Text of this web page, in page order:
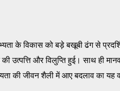
के विकास को बड़े बखूबी ढंग से
उत्पत्ति और विलुप्ति हुई। साथ ही
की जीवन शैली में आए बदलाव का यह